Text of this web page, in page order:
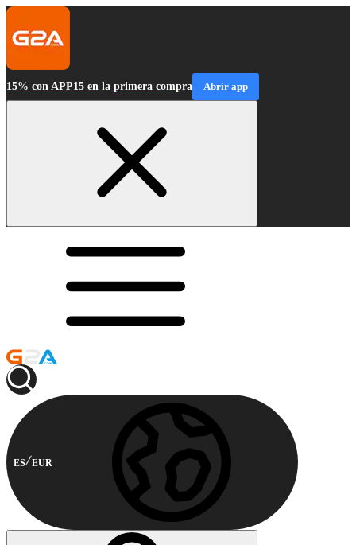
15% con APP15 en la primera compra Abrir app
ES EUR